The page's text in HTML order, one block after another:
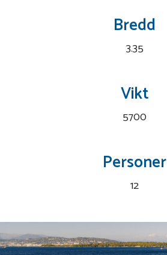
Bredd
3.35
Vikt
5700
Personer
12